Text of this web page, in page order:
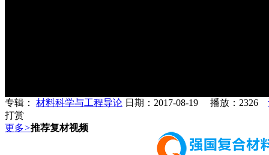
专辑： 材料科学与工程导论 日期：2017-08-19 播放： 2326
打赏
更多>推荐复材视频